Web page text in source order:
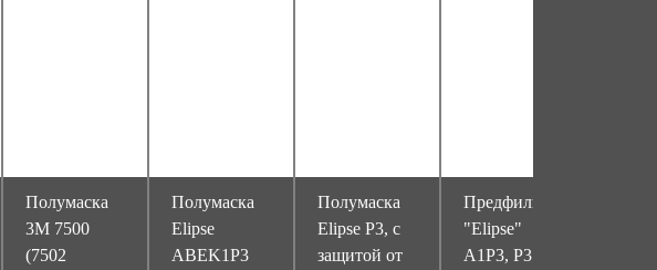
Полумаска
3М 7500
(7502
Полумаска
Elipse
ABEK1P3
Полумаска
Elipse P3, с
защитой от
Предфильтр
"Elipse"
A1P3, P3 (20